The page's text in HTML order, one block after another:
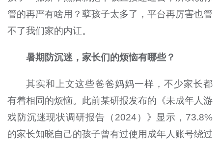
管的再严有啥用？孽孩子太多了，平台再厉害也管
不了我们家的内讧。
暑期防沉迷，家长们的烦恼有哪些？
其实和上文这些爸爸妈妈一样，不少家长都
有着相同的烦恼。此前某研报发布的《未成年人游
戏防沉迷现状调研报告（2024）》显示，73.8%
的家长知晓自己的孩子曾有过使用成年人账号绕过